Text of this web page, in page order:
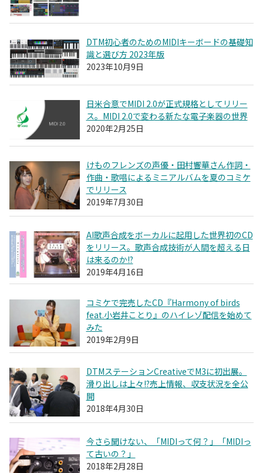
DTM初心者のためのMIDIキーボードの基礎知
識と選び方 2023年版
2023年10月9日
日米合意でMIDI 2.0が正式規格としてリリー
ス。MIDI 2.0で変わる新たな電子楽器の世界
2020年2月25日
けものフレンズの声優・田村響華さん作詞・
作曲・歌唱によるミニアルバムを夏のコミケ
でリリース
2019年7月30日
AI歌声合成をボーカルに起用した世界初のCD
をリリース。歌声合成技術が人間を超える日
は来るのか!?
2019年4月16日
コミケで完売したCD『Harmony of birds
feat.小岩井ことり』のハイレゾ配信を始めて
みた
2019年2月9日
DTMステーションCreativeでM3に初出展。
滑り出しは上々!?売上情報、収支状況を全公
開
2018年4月30日
今さら聞けない、「MIDIって何？」「MIDIっ
て古いの？」
2018年2月28日